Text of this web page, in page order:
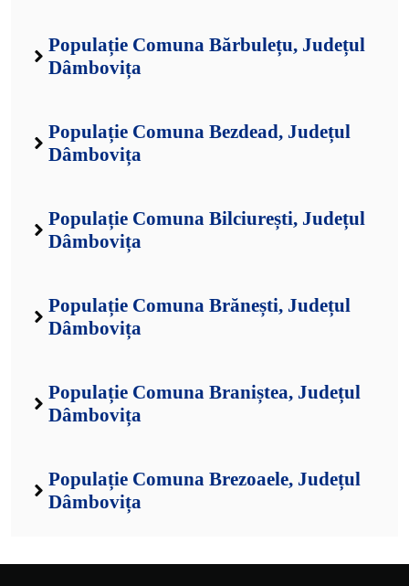
Populație Comuna Bărbulețu, Județul
Dâmbovița
Populație Comuna Bezdead, Județul
Dâmbovița
Populație Comuna Bilciurești, Județul
Dâmbovița
Populație Comuna Brănești, Județul
Dâmbovița
Populație Comuna Braniștea, Județul
Dâmbovița
Populație Comuna Brezoaele, Județul
Dâmbovița